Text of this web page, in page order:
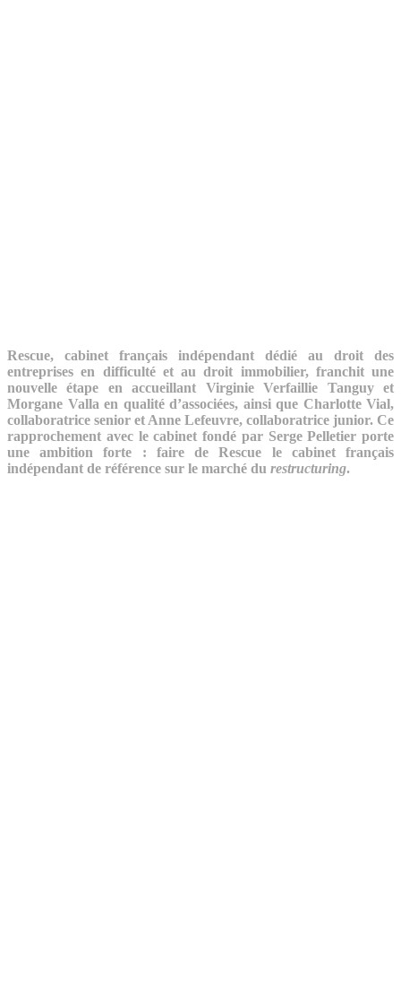
Rescue, cabinet français indépendant dédié au droit des
entreprises en difficulté et au droit immobilier, franchit une
nouvelle étape en accueillant Virginie Verfaillie Tanguy et
Morgane Valla en qualité d’associées, ainsi que Charlotte Vial,
collaboratrice senior et Anne Lefeuvre, collaboratrice junior. Ce
rapprochement avec le cabinet fondé par Serge Pelletier porte
une ambition forte : faire de Rescue le cabinet français
indépendant de référence sur le marché du restructuring.